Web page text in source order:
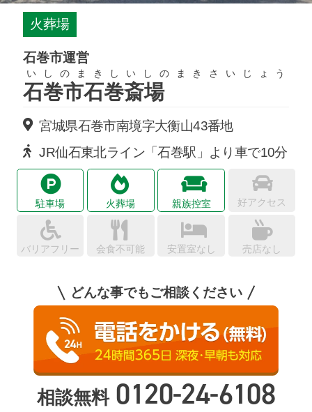
火葬場
石巻市運営
いしのまきしいしのまきさいじょう
石巻市石巻斎場
宮城県石巻市南境字大衡山43番地
JR仙石東北ライン「石巻駅」より車で10分
駐車場 火葬場 親族控室 好アクセス
バリアフリー 会食不可能 安置室なし 売店なし
どんな事でもご相談ください
相談無料 0120-24-6108